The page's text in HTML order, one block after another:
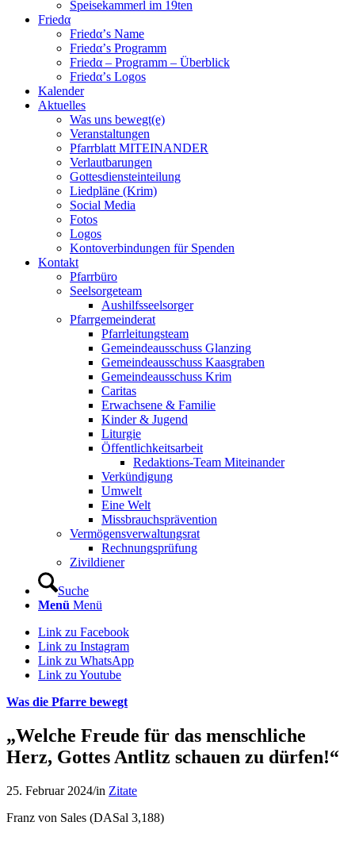
Speisekammerl im 19ten
Friedα
Friedα’s Name
Friedα’s Programm
Friedα – Programm – Überblick
Friedα’s Logos
Kalender
Aktuelles
Was uns bewegt(e)
Veranstaltungen
Pfarrblatt MITEINANDER
Verlautbarungen
Gottesdiensteinteilung
Liedpläne (Krim)
Social Media
Fotos
Logos
Kontoverbindungen für Spenden
Kontakt
Pfarrbüro
Seelsorgeteam
Aushilfsseelsorger
Pfarrgemeinderat
Pfarrleitungsteam
Gemeindeausschuss Glanzing
Gemeindeausschuss Kaasgraben
Gemeindeausschuss Krim
Caritas
Erwachsene & Familie
Kinder & Jugend
Liturgie
Öffentlichkeitsarbeit
Redaktions-Team Miteinander
Verkündigung
Umwelt
Eine Welt
Missbrauchsprävention
Vermögensverwaltungsrat
Rechnungsprüfung
Zivildiener
Suche
Menü Menü
Link zu Facebook
Link zu Instagram
Link zu WhatsApp
Link zu Youtube
Was die Pfarre bewegt
„Welche Freude für das menschliche
Herz, Gottes Antlitz schauen zu dürfen!“
25. Februar 2024/in Zitate
Franz von Sales (DASal 3,188)